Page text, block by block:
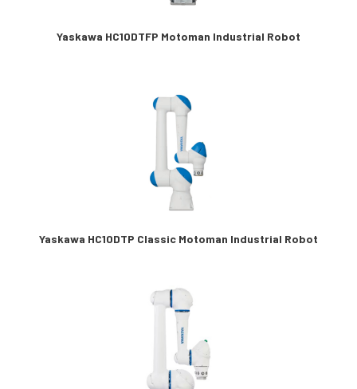
Yaskawa HC10DTFP Motoman Industrial Robot
Yaskawa HC10DTP Classic Motoman Industrial Robot